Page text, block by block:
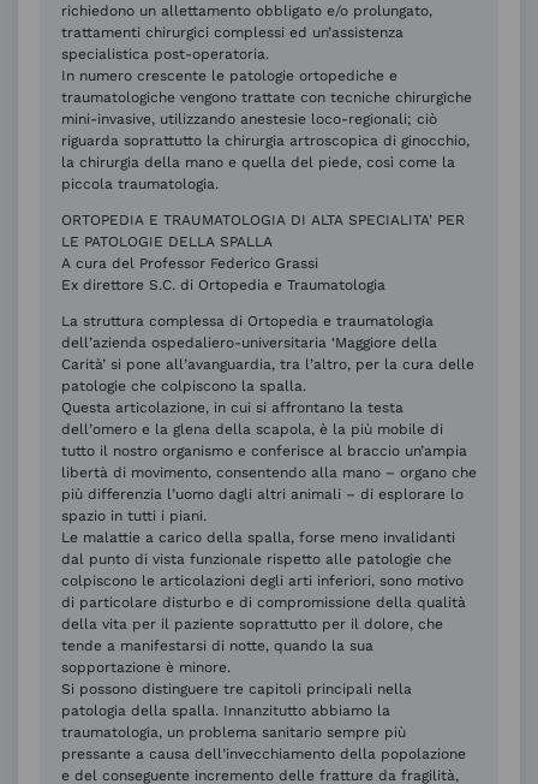
richiedono un allettamento obbligato e/o prolungato,
trattamenti chirurgici complessi ed un’assistenza
specialistica post-operatoria.
In numero crescente le patologie ortopediche e
traumatologiche vengono trattate con tecniche chirurgiche
mini-invasive, utilizzando anestesie loco-regionali; ciò
riguarda soprattutto la chirurgia artroscopica di ginocchio,
la chirurgia della mano e quella del piede, così come la
piccola traumatologia.
ORTOPEDIA E TRAUMATOLOGIA DI ALTA SPECIALITA’ PER
LE PATOLOGIE DELLA SPALLA
A cura del Professor Federico Grassi
Ex direttore S.C. di Ortopedia e Traumatologia
La struttura complessa di Ortopedia e traumatologia
dell’azienda ospedaliero-universitaria ‘Maggiore della
Carità’ si pone all’avanguardia, tra l’altro, per la cura delle
patologie che colpiscono la spalla.
Questa articolazione, in cui si affrontano la testa
dell’omero e la glena della scapola, è la più mobile di
tutto il nostro organismo e conferisce al braccio un’ampia
libertà di movimento, consentendo alla mano – organo che
più differenzia l’uomo dagli altri animali – di esplorare lo
spazio in tutti i piani.
Le malattie a carico della spalla, forse meno invalidanti
dal punto di vista funzionale rispetto alle patologie che
colpiscono le articolazioni degli arti inferiori, sono motivo
di particolare disturbo e di compromissione della qualità
della vita per il paziente soprattutto per il dolore, che
tende a manifestarsi di notte, quando la sua
sopportazione è minore.
Si possono distinguere tre capitoli principali nella
patologia della spalla. Innanzitutto abbiamo la
traumatologia, un problema sanitario sempre più
pressante a causa dell’invecchiamento della popolazione
e del conseguente incremento delle fratture da fragilità,